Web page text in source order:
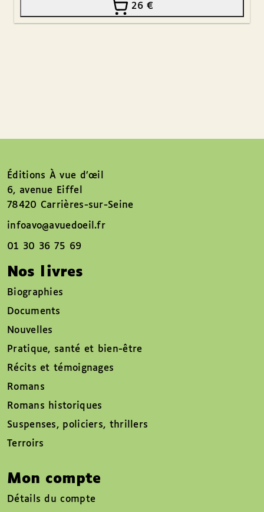
26€
Éditions À vue d’œil
6, avenue Eiffel
78420 Carrières-sur-Seine
infoavo@avuedoeil.fr
01 30 36 75 69
Nos livres
Biographies
Documents
Nouvelles
Pratique, santé et bien-être
Récits et témoignages
Romans
Romans historiques
Suspenses, policiers, thrillers
Terroirs
Mon compte
Détails du compte